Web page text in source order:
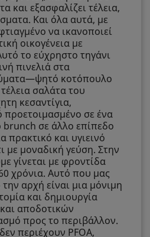
και εξασφαλίζει τέλεια,
Και όλα αυτά, με
να ικανοποιεί
οικογένεια με
το εύχρηστο τηγάνι
πινελιά στα
κοτόπουλο
σαλάτα του
κεσαντίγια,
σε ένα
brunch σε άλλο επίπεδο
πρακτικό και υγιεινό
με μοναδική γεύση. Στην
γίνεται με φροντίδα
χρόνια. Αυτό που μας
αρχή είναι μια μόνιμη
και δημιουργία
αποδοτικών
προς το περιβάλλον.
περιέχουν PFOA,